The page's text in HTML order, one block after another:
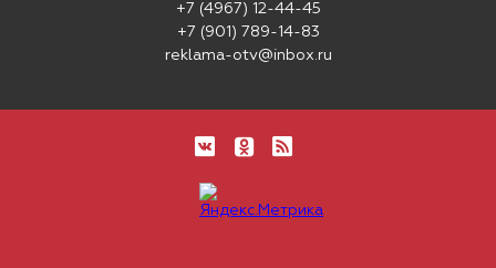
+7 (4967) 12-44-45
+7 (901) 789-14-83
reklama-otv@inbox.ru